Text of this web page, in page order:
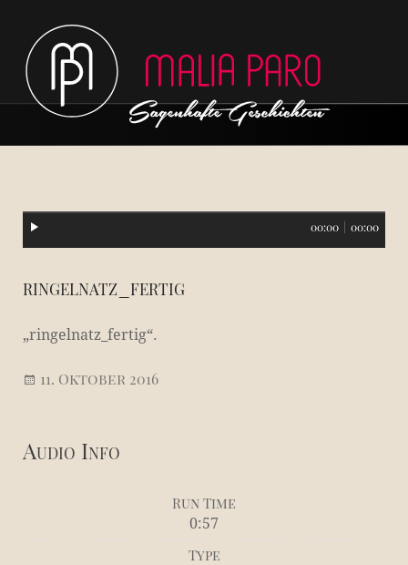
00:00 00:00
ringelnatz_fertig
„ringelnatz_fertig“.
11. Oktober 2016
Audio Info
Run Time
0:57
Type